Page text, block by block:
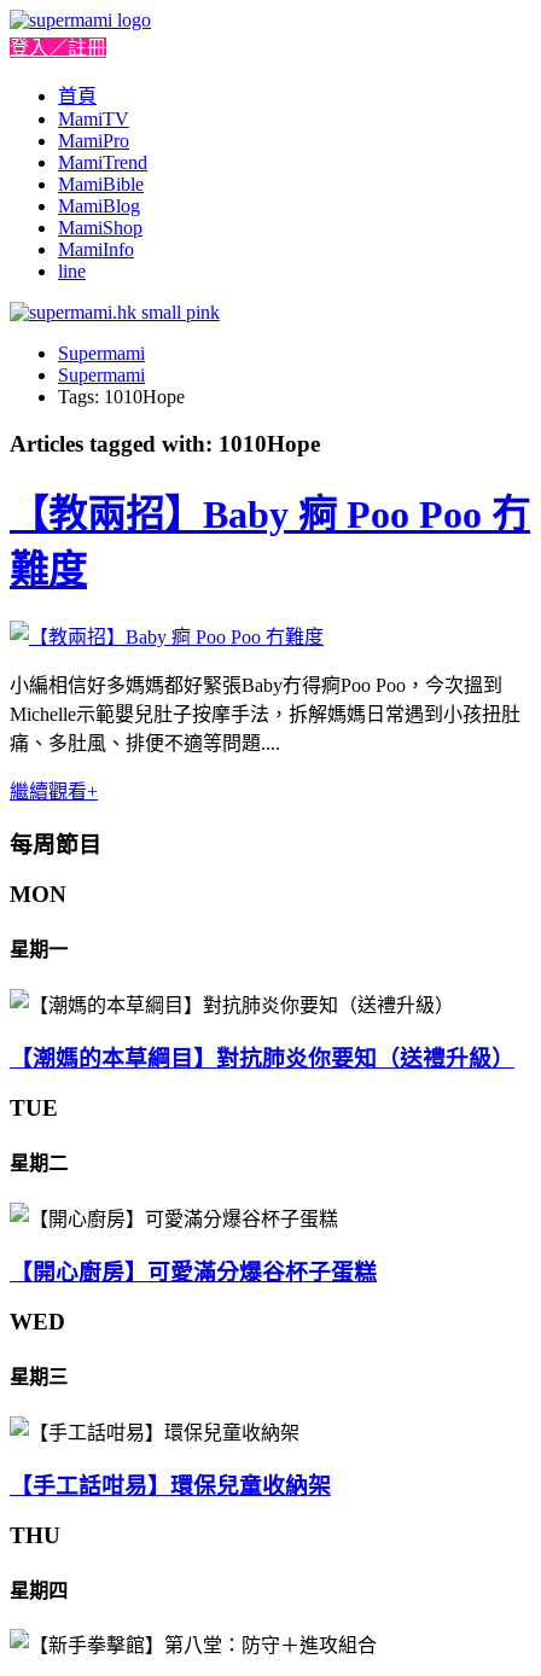
登入／註冊
首頁
MamiTV
MamiPro
MamiTrend
MamiBible
MamiBlog
MamiShop
MamiInfo
line
Supermami
Supermami
Tags: 1010Hope
Articles tagged with: 1010Hope
【教兩招】Baby 痾 Poo Poo 冇
難度
小編相信好多媽媽都好緊張Baby冇得痾Poo Poo，今次搵到
Michelle示範嬰兒肚子按摩手法，拆解媽媽日常遇到小孩扭肚
痛、多肚風、排便不適等問題....
繼續觀看+
每周節目
MON
星期一
【潮媽的本草綱目】對抗肺炎你要知（送禮升級）
TUE
星期二
【開心廚房】可愛滿分爆谷杯子蛋糕
WED
星期三
【手工話咁易】環保兒童收納架
THU
星期四